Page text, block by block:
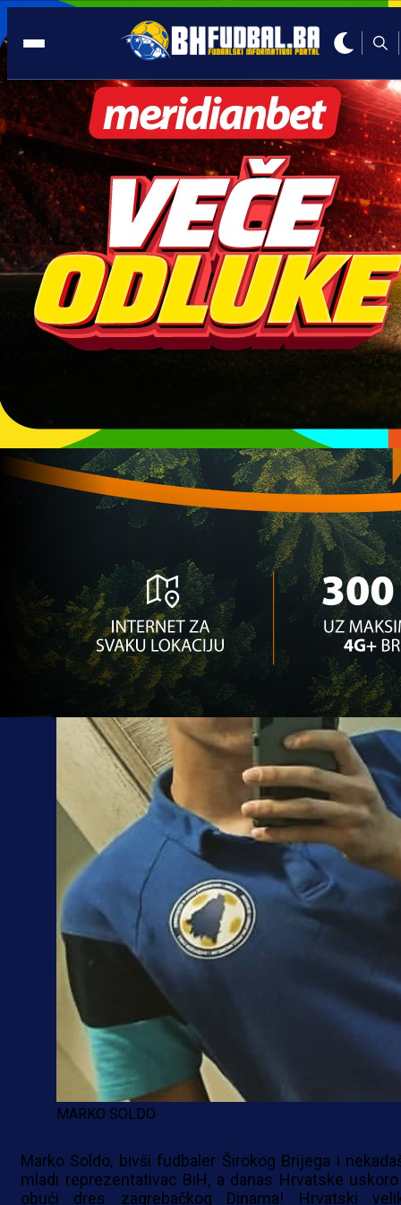
SHNL
16:32, 14.05.2025
Nekada nosio dres reprezentacije BiH,
sada pravi milionski transfer
MARKO SOLDO
Marko Soldo, bivši fudbaler Širokog Brijega i
mladi reprezentativac BiH, a danas Hrvatske
obući dres zagrebačkog Dinama! Hrvatski